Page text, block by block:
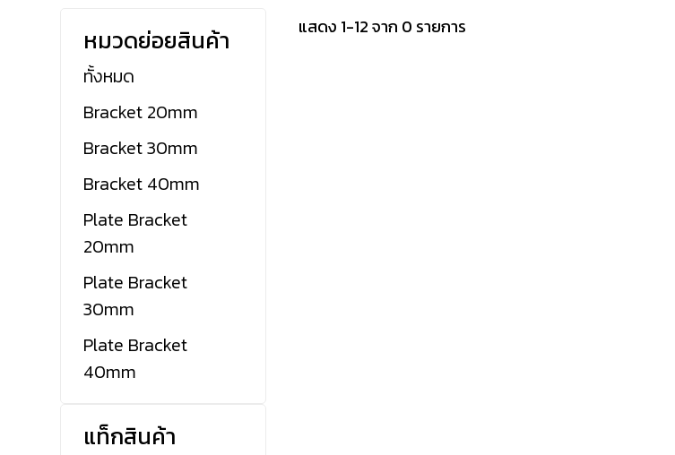
หมวดย่อยสินค้า
ทั้งหมด
Bracket 20mm
Bracket 30mm
Bracket 40mm
Plate Bracket
20mm
Plate Bracket
30mm
Plate Bracket
40mm
แท็กสินค้า
แสดง 1-12 จาก 0 รายการ